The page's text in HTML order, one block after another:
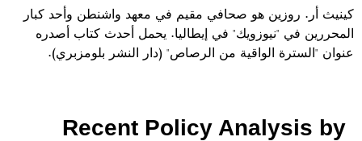
كينيث أر. روزين هو صحافي مقيم في معهد واشنطن وأحد كبار
المحررين في "نيوزويك" في إيطاليا. يحمل أحدث كتاب أصدره
عنوان "السترة الواقية من الرصاص" (دار النشر بلومزبري).
Recent Policy Analysis by